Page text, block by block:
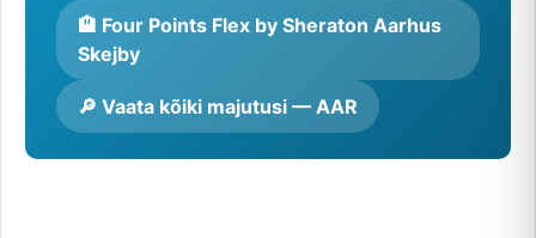
🏨 Four Points Flex by Sheraton Aarhus
Skejby
🔎 Vaata kõiki majutusi — AAR